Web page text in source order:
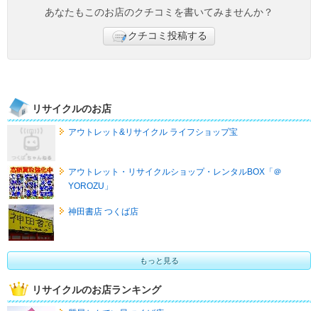
あなたもこのお店のクチコミを書いてみませんか？
クチコミ投稿する
リサイクルのお店
アウトレット&リサイクル ライフショップ宝
アウトレット・リサイクルショップ・レンタルBOX「＠
YOROZU」
神田書店 つくば店
もっと見る
リサイクルのお店ランキング